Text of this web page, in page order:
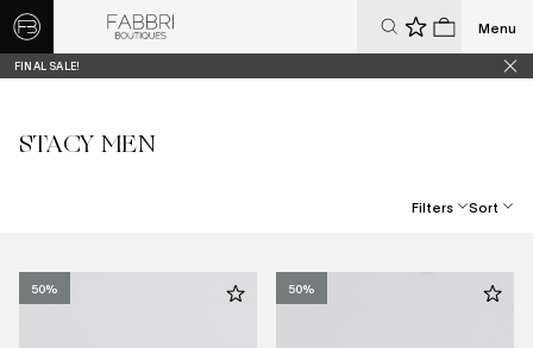
0 0
Menu
FINAL SALE!
STACY MEN
Filters Sort
Price, Low To High
50% 50%